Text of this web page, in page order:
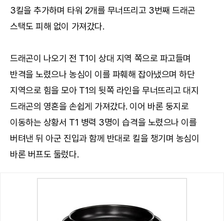
3킬을 추가하며 타워 2개를 무너뜨리고 3번째 드래곤
스택도 피해 없이 가져갔다.
드래곤이 나오기 전 T1이 상대 지역 쪽으로 파고들며
반격을 노렸으나 농심이 이를 파훼해 잡아냈으며 하단
지역으로 힘을 모아 T1의 뒷쪽 라인을 무너뜨리고 대지
드래곤의 영혼을 손쉽게 가져갔다. 이어 바론 둥지로
이동하는 상황서 T1 병력 3명이 습격을 노렸으나 이를
버텨낸 뒤 아군 진입과 함께 반대로 킬을 챙기며 농심이
바론 버프도 둘렀다.